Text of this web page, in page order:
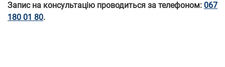
Запис на консультацію проводиться за телефоном: 067
180 01 80.